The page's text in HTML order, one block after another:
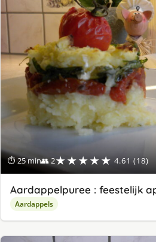
⏱ 25 min👥 2★★★★★ 4.61 (18)
Aardappelpuree : feestelijk
Aardappels